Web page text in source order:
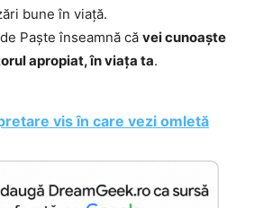
bune în viață.
Paște înseamnă că vei cunoaște
apropiat, în viața ta.
vis în care vezi omletă